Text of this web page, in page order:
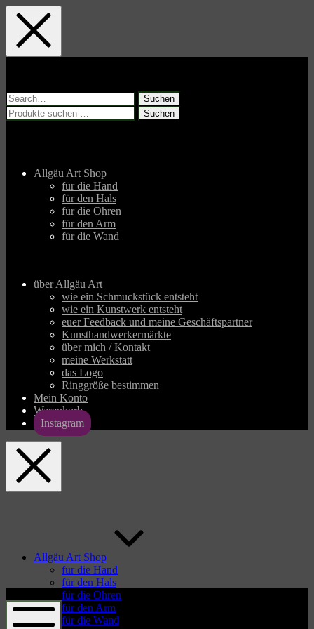
Skip
main
navigation
Skip
main
content
Skip
footer
Suchen
nach:
Suchen
Allgäu Art Shop
für die Hand
für den Hals
für die Ohren
für den Arm
für die Wand
über Allgäu Art
wie ein Schmuckstück entsteht
wie ein Kunstwerk entsteht
euer Feedback und meine Geschäftspartner
Kunsthandwerkermärkte
über mich / Kontakt
meine Werkstatt
das Logo
Ringgröße bestimmen
Mein Konto
Warenkorb
Instagram
Allgäu Art Shop
für die Hand
für den Hals
für die Ohren
für den Arm
für die Wand
art.com